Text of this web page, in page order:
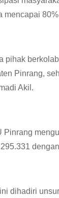
mencapai
pihak
Pinrang,
Akil.
Pinrang
dihadiri